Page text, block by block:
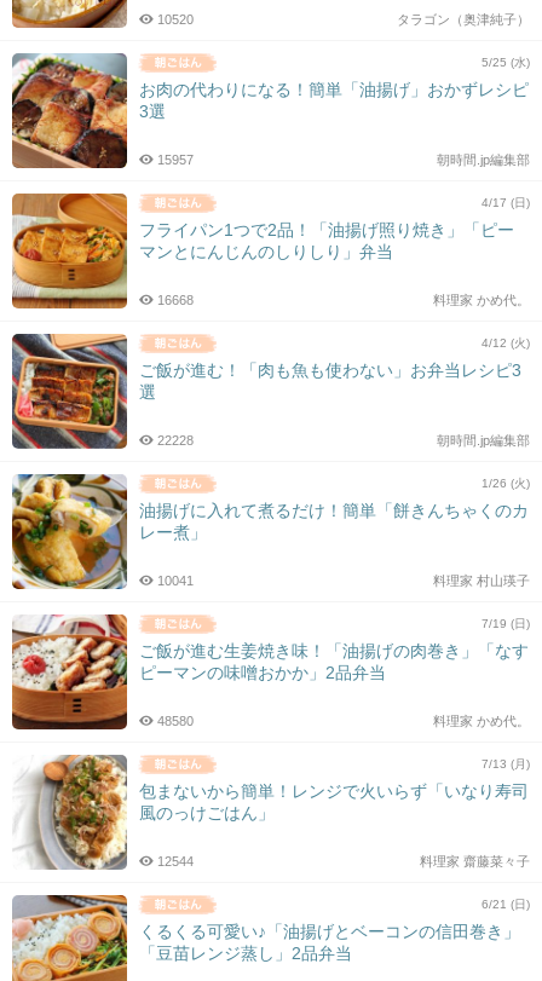
タラゴン（奥津純子）
10520
5/25 (水)
お肉の代わりになる！簡単「油揚げ」おかずレシピ
3選
朝時間.jp編集部
15957
4/17 (日)
フライパン1つで2品！「油揚げ照り焼き」「ピー
マンとにんじんのしりしり」弁当
料理家 かめ代。
16668
4/12 (火)
ご飯が進む！「肉も魚も使わない」お弁当レシピ3
選
朝時間.jp編集部
22228
1/26 (火)
油揚げに入れて煮るだけ！簡単「餅きんちゃくのカ
レー煮」
料理家 村山瑛子
10041
7/19 (日)
ご飯が進む生姜焼き味！「油揚げの肉巻き」「なす
ピーマンの味噌おかか」2品弁当
料理家 かめ代。
48580
7/13 (月)
包まないから簡単！レンジで火いらず「いなり寿司
風のっけごはん」
料理家 齋藤菜々子
12544
6/21 (日)
くるくる可愛い♪「油揚げとベーコンの信田巻き」
「豆苗レンジ蒸し」2品弁当